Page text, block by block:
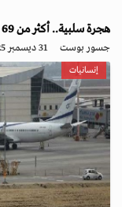
هجرة سلبية.. أكثر من 69 ألف مقيم يغادرون إسرائيل في 2025
جسور بوست 31 ديسمبر 2025 - 17:55
إنسانيات